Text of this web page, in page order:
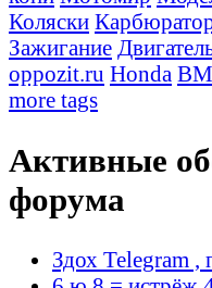
Коляски
Зажигание
oppozit.ru Honda
more tags
Активные
форума
Здох Telegram